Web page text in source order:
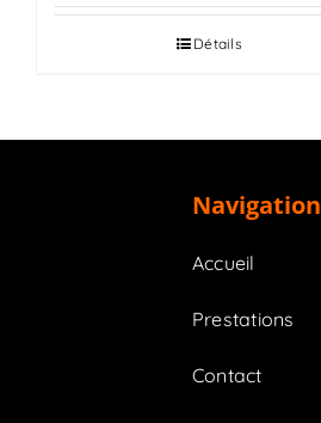
Détails
Navigation
Accueil
Prestations
Contact